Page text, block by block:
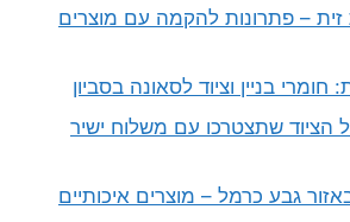
זית – פתרונות להקמה עם מוצרים
בניין וציוד לסאונה בסביון
הציוד שתצטרכו עם משלוח ישיר
גבע כרמל – מוצרים איכותיים